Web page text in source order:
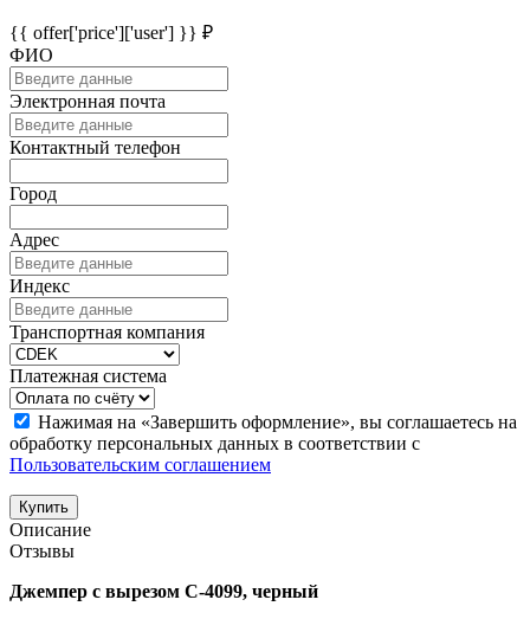
{{ offer['price']['user'] }} ₽
ФИО
Электронная почта
Контактный телефон
Город
Адрес
Индекс
Транспортная компания
Платежная система
Нажимая на «Завершить оформление», вы соглашаетесь на
обработку персональных данных в соответствии с
Пользовательским соглашением
Купить
Описание
Отзывы
Джемпер с вырезом C-4099, черный